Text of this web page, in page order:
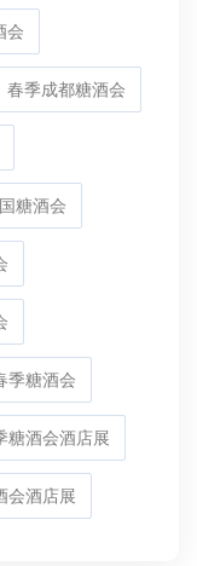
会
春季成都糖酒会
糖酒会
季糖酒会
糖酒会酒店展
会酒店展